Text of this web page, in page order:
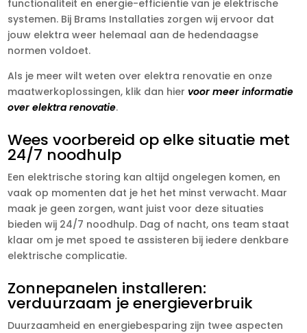
functionaliteit en energie-efficiëntie van je elektrische
systemen. Bij Brams Installaties zorgen wij ervoor dat
jouw elektra weer helemaal aan de hedendaagse
normen voldoet.
Als je meer wilt weten over elektra renovatie en onze
maatwerkoplossingen, klik dan hiervoor meer informatie
over elektra renovatie.
Wees voorbereid op elke situatie met
24/7 noodhulp
Een elektrische storing kan altijd ongelegen komen, en
vaak op momenten dat je het het minst verwacht. Maar
maak je geen zorgen, want juist voor deze situaties
bieden wij 24/7 noodhulp. Dag of nacht, ons team staat
klaar om je met spoed te assisteren bij iedere denkbare
elektrische complicatie.
Zonnepanelen installeren:
verduurzaam je energieverbruik
Duurzaamheid en energiebesparing zijn twee aspecten